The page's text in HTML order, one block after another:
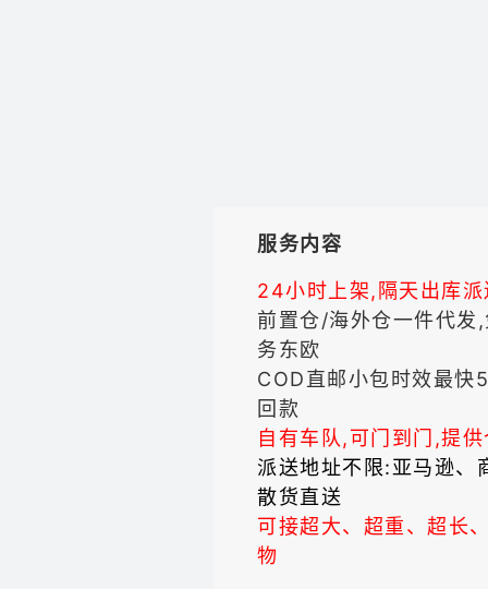
服务内容
24小时上架,隔天出库派
前置仓/海外仓一件代
务东欧
COD直邮小包时效最快
回款
自有车队,可门到门,提
派送地址不限:亚马逊、
散货直送
可接超大、超重、超长
物